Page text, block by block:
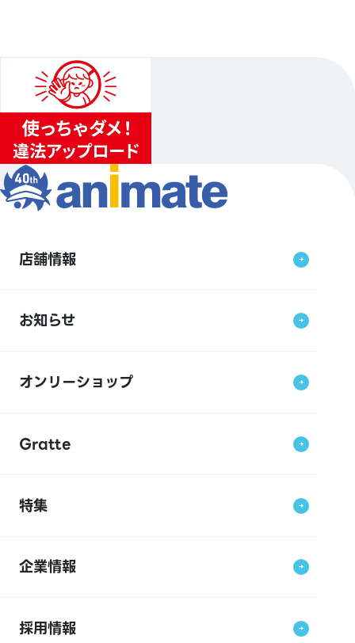
店舗情報
お知らせ
オンリーショップ
Gratte
特集
企業情報
採用情報